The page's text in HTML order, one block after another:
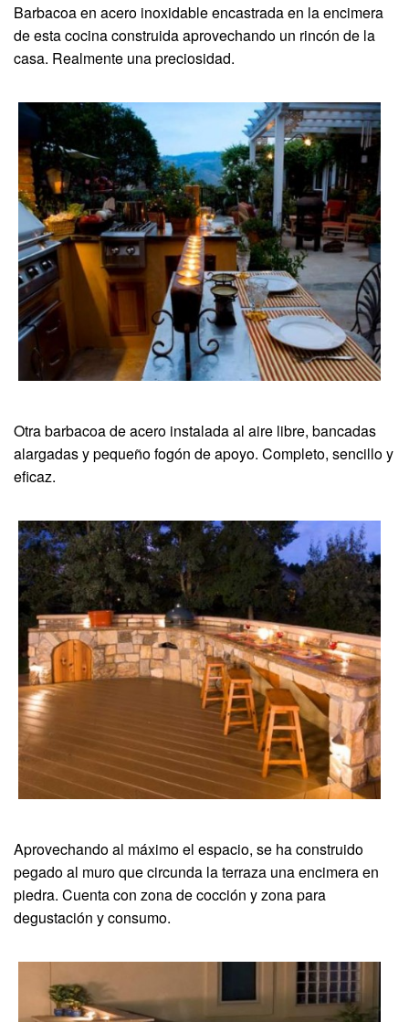
Barbacoa en acero inoxidable encastrada en la encimera
de esta cocina construida aprovechando un rincón de la
casa. Realmente una preciosidad.
Otra barbacoa de acero instalada al aire libre, bancadas
alargadas y pequeño fogón de apoyo. Completo, sencillo y
eficaz.
Aprovechando al máximo el espacio, se ha construido
pegado al muro que circunda la terraza una encimera en
piedra. Cuenta con zona de cocción y zona para
degustación y consumo.